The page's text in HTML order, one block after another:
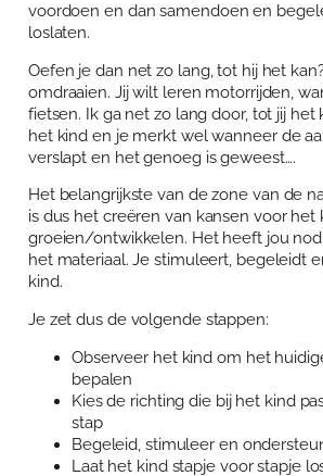
voordoen en dan samendoen en
loslaten.
Oefen je dan net zo lang, tot hij het
omdraaien. Jij wilt leren motorrijden,
fietsen. Ik ga net zo lang door, tot jij het
het kind en je merkt wel wanneer de
verslapt en het genoeg is geweest….
Het belangrijkste van de zone van de
is dus het creëren van kansen voor het
groeien/ontwikkelen. Het heeft jou
het materiaal. Je stimuleert, begeleidt
kind.
Je zet dus de volgende stappen:
Observeer het kind om het
bepalen
Kies de richting die bij het kind
stap
Begeleid, stimuleer en
Laat het kind stapje voor stapje